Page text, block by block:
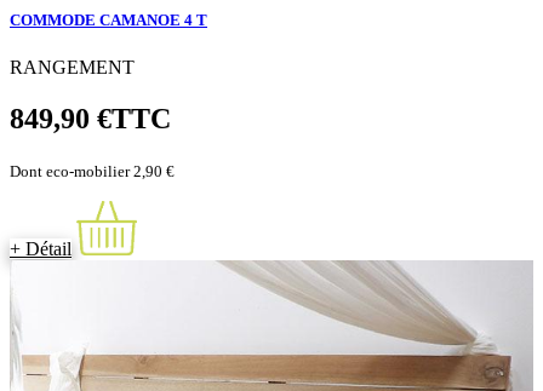
COMMODE CAMANOE 4 T
RANGEMENT
849,90 €TTC
Dont eco-mobilier 2,90 €
+ Détail